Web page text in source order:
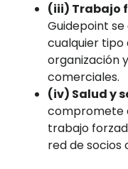
(iii) Trabajo
Guidepoint
cualquier tipo
organización
comerciales.
(iv) Salud y
compromete
trabajo
red de socios